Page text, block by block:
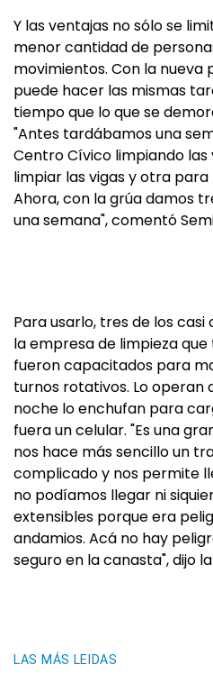
Y las ventajas no sólo se
menor cantidad de
movimientos. Con la nueva
puede hacer las mismas
tiempo que lo que se
"Antes tardábamos una
Centro Cívico limpiando
limpiar las vigas y otra
Ahora, con la grúa damos
una semana", comentó
Para usarlo, tres de los
la empresa de limpieza
fueron capacitados para
turnos rotativos. Lo operan
noche lo enchufan para
fuera un celular. "Es una
nos hace más sencillo un
complicado y nos permite
no podíamos llegar ni
extensibles porque era
andamios. Acá no hay
seguro en la canasta", dijo
LAS MÁS LEIDAS